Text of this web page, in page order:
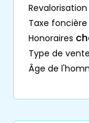
taxe foncière
honoraires
type de
âge de